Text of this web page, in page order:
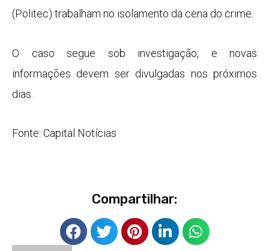
(Politec) trabalham no isolamento da cena do crime.
O caso segue sob investigação, e novas
informações devem ser divulgadas nos próximos
dias.
Fonte: Capital Notícias
Compartilhar: